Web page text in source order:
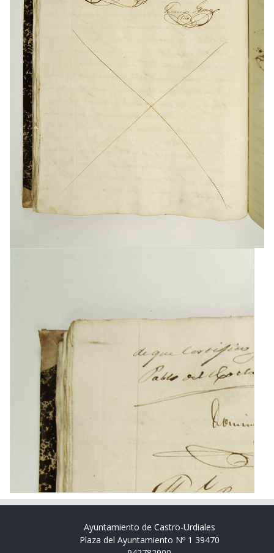
Ayuntamiento de Castro-Urdiales
Plaza del Ayuntamiento Nº 1 39470